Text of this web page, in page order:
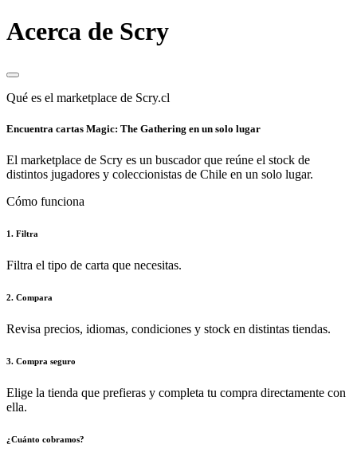
Acerca de Scry
Qué es el marketplace de Scry.cl
Encuentra cartas Magic: The Gathering en un solo lugar
El marketplace de Scry es un buscador que reúne el stock de
distintos jugadores y coleccionistas de Chile en un solo lugar.
Cómo funciona
1. Filtra
Filtra el tipo de carta que necesitas.
2. Compara
Revisa precios, idiomas, condiciones y stock en distintas tiendas.
3. Compra seguro
Elige la tienda que prefieras y completa tu compra directamente con
ella.
¿Cuánto cobramos?